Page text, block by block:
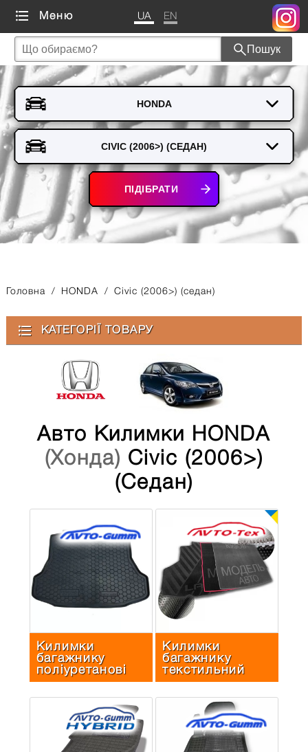
Меню UA EN
Пошук
ПІДІБРАТИ
Головна / HONDA / Civic (2006>) (седан)
КАТЕГОРІЇ ТОВАРУ
Авто Килимки HONDA
(Хонда) Civic (2006>)
(седан)
Килимки
багажнику
поліуретанові
Килимки
багажнику
текстильний